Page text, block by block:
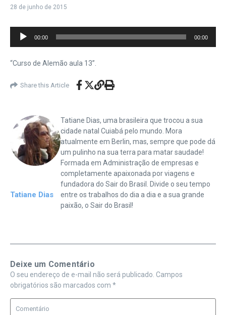
28 de junho de 2015
Tocador
00:00 00:00
“Curso de Alemão aula 13”.
Share this Article
Tatiane Dias
Tatiane Dias, uma brasileira que trocou a sua
cidade natal Cuiabá pelo mundo. Mora
atualmente em Berlin, mas, sempre que pode dá
um pulinho na sua terra para matar saudade!
Formada em Administração de empresas e
completamente apaixonada por viagens e
fundadora do Sair do Brasil. Divide o seu tempo
entre os trabalhos do dia a dia e a sua grande
paixão, o Sair do Brasil!
Deixe um Comentário
O seu endereço de e-mail não será publicado. Campos
obrigatórios são marcados com *